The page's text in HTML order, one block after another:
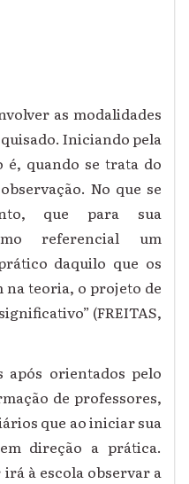
as modalidades
Iniciando pela
quando se trata do
No que se
que para sua
referencial um
daquilo que os
na teoria, o projeto de
(FREITAS,
após orientados pelo
de professores,
que ao iniciar sua
direção a prática.
à escola observar a